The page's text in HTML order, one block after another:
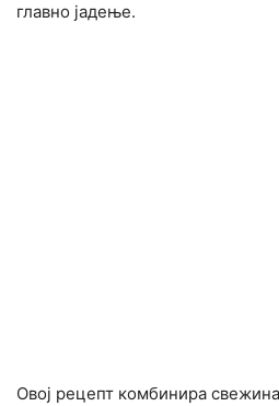
главно јадење.
Овој рецепт комбинира